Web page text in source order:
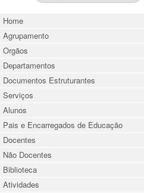
Home
Agrupamento
Orgãos
Departamentos
Documentos Estruturantes
Serviços
Alunos
Pais e Encarregados de Educação
Docentes
Não Docentes
Biblioteca
Atividades